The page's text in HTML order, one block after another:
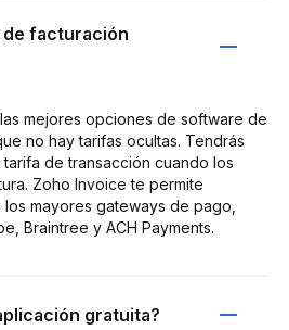
de facturación
mejores opciones de software de
no hay tarifas ocultas. Tendrás
de transacción cuando los
Zoho Invoice te permite
mayores gateways de pago,
Braintree y ACH Payments.
gratuita?